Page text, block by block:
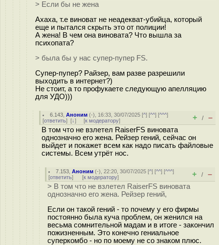
> Если бы не жена
Ахаха, т.е виноват не неадекват-убийца, который
еще и пытался скрыть это от полиции!
А жена! В чем она виновата? Что вышла за
психопата?
> была бы у нас супер-пупер FS.
Cупер-пупер? Райзер, вам разве разрешили
выходить в интернет?)
Не стоит, а то профукаете следующую апелляцию
для УДО)))
6.143 ,Аноним (-), 16:33, 30/07/2025 [^] [^^] [^^^]
[ответить] [↓] [к модератору] + / –
В том что не взлетел RaiserFS виновата
однозначно его жена. Рейзер гений, сейчас он
выйдет и покажет всем как надо писать файловые
системы. Всем утрёт нос.
7.153 ,Аноним (-), 22:20, 30/07/2025 [^] [^^] [^^^]
[ответить] [к модератору] + / –
> В том что не взлетел RaiserFS виновата
однозначно его жена. Рейзер гений,
Если он такой гений - то почему у его фирмы
постоянно была куча проблем, он женился на
весьма сомнительной мадам и в итоге - закончил
пожизненным. Это конечно гениальное
суперкомбо - но по моему не со знаком плюс.